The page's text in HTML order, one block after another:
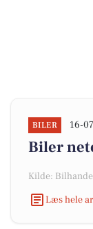
BILER 16-
Biler
Kilde:
Læs hele